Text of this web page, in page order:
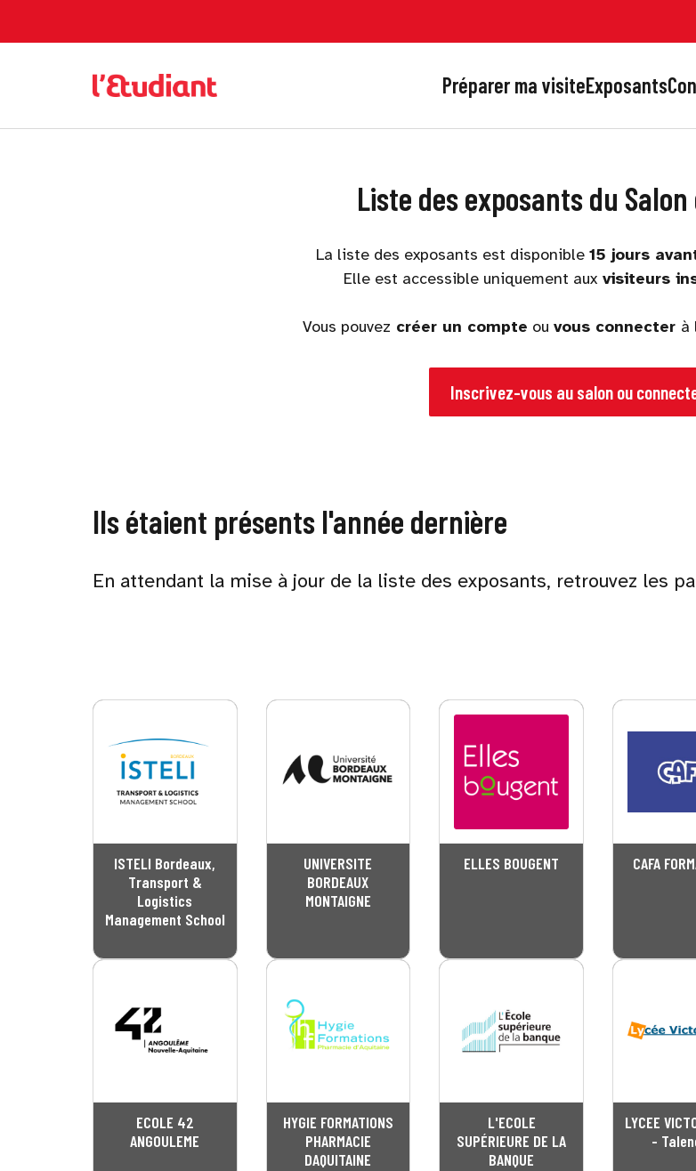
Préparer ma visiteExposants
Liste des exposants du
La liste des exposants est disponible 15 jours
Elle est accessible uniquement aux visiteurs
Vous pouvez créer un compte ou vous connecter à
Inscrivez-vous au salon ou
Ils étaient présents l'année dernière
En attendant la mise à jour de la liste des exposants, retrouvez les
ISTELI Bordeaux,
Transport &
Logistics
Management School
UNIVERSITE
BORDEAUX
MONTAIGNE
ELLES BOUGENT CAFA
ECOLE 42
ANGOULEME
HYGIE FORMATIONS
PHARMACIE
DAQUITAINE
L'ECOLE
SUPÉRIEURE DE LA
BANQUE
LYCEE
-